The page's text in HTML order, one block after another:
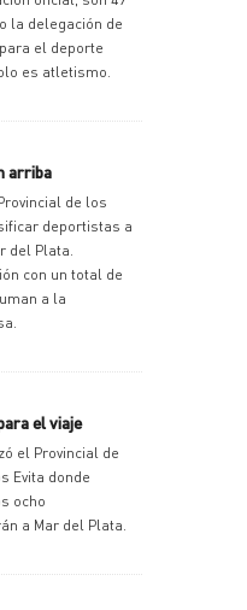
la delegación de
el deporte
es atletismo.
arriba
de los
deportistas a
del Plata.
con un total de
a la
el viaje
el Provincial de
Evita donde
ocho
a Mar del Plata.